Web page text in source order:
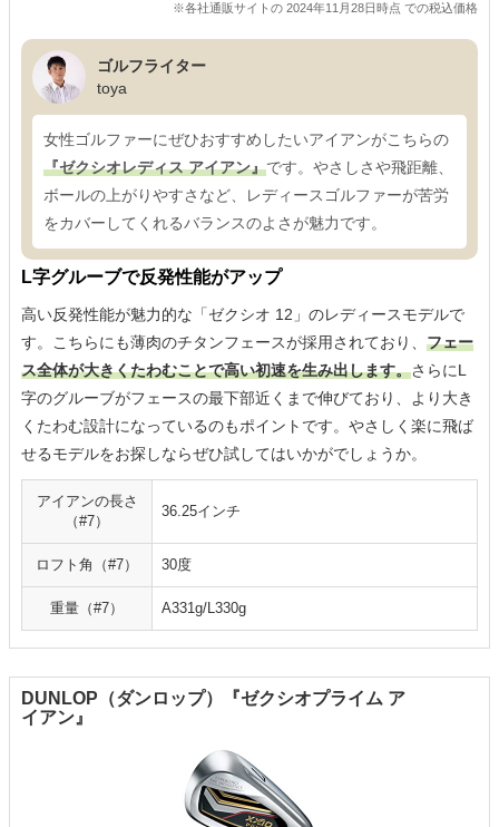
※各社通販サイトの 2024年11月28日時点 での税込価格
ゴルフライター
toya
女性ゴルファーにぜひおすすめしたいアイアンがこちらの
『ゼクシオレディス アイアン』です。やさしさや飛距離、
ボールの上がりやすさなど、レディースゴルファーが苦労
をカバーしてくれるバランスのよさが魅力です。
L字グルーブで反発性能がアップ
高い反発性能が魅力的な「ゼクシオ 12」のレディースモデルで
す。こちらにも薄肉のチタンフェースが採用されており、 フェー
ス全体が大きくたわむことで高い初速を生み出します。さらにL
字のグルーブがフェースの最下部近くまで伸びており、より大き
くたわむ設計になっているのもポイントです。やさしく楽に飛ば
せるモデルをお探しならぜひ試してはいかがでしょうか。
アイアンの長さ
（#7）
36.25インチ
ロフト角（#7） 30度
重量（#7） A331g/L330g
DUNLOP（ダンロップ）『ゼクシオプライム ア
イアン』